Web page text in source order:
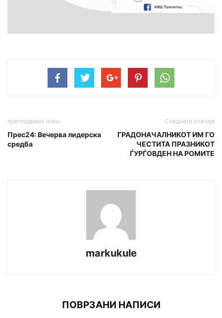
претходниот член,
Прес24: Вечерва лидерска
средба
Следната статија
ГРАДОНАЧАЛНИКОТ ИМ ГО
ЧЕСТИТА ПРАЗНИКОТ
ЃУРЃОВДЕН НА РОМИТЕ
markukule
ПОВРЗАНИ НАПИСИ